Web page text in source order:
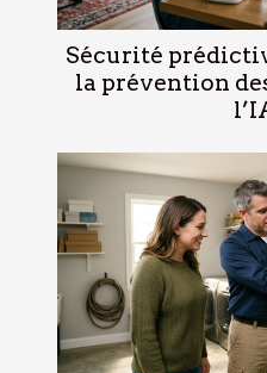
Sécurité
la prévention